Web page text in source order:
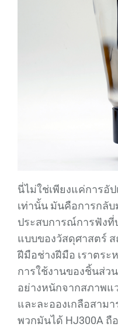
นี่ไม่ใช่เพียงแค่การอั
เท่านั้น มันคือการกลับ
ประสบการณ์การฟัง
แบบของวัสดุศาสตร์
ฝีมือช่างฝีมือ เราตระ
การใช้งานของชิ้นส่ว
อย่างหนักจากสภาพแ
และละอองเกลือสาม
พวกมันได้ HJ300A ถื